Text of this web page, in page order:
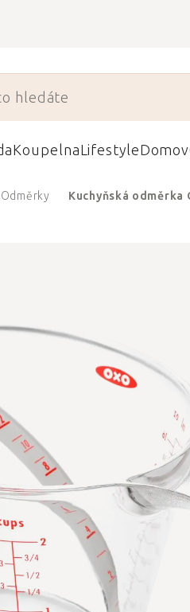
KoupelnaLifestyleDomov
Odměrky Kuchyňská odměrka